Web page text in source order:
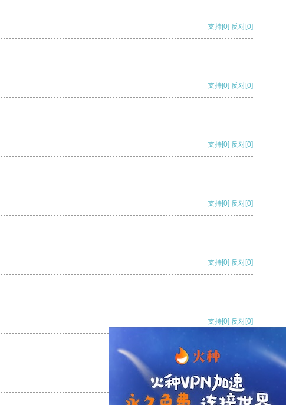
支持[0] 反对[0]
支持[0] 反对[0]
支持[0] 反对[0]
支持[0] 反对[0]
支持[0] 反对[0]
支持[0] 反对[0]
支持[0] 反对